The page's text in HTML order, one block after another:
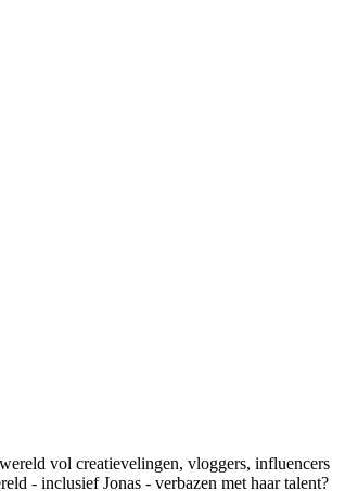
vol creatievelingen, vloggers, influencers
- inclusief Jonas - verbazen met haar talent?